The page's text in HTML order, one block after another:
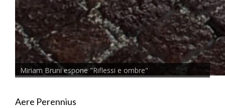
Miriam Bruni espone "Riflessi e ombre"
Aere Perennius